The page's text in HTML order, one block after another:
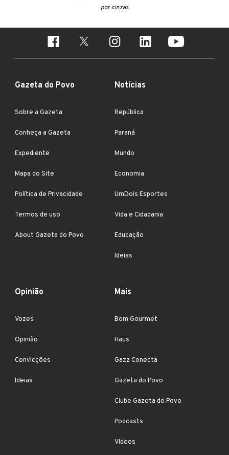
por cinzas
Gazeta do Povo
Sobre a Gazeta
Conheça a Gazeta
Expediente
Mapa do Site
Política de Privacidade
Termos de uso
About Gazeta do Povo
Notícias
República
Paraná
Mundo
Economia
UmDois Esportes
Vida e Cidadania
Educação
Ideias
Opinião
Vozes
Opinião
Convicções
Ideias
Mais
Bom Gourmet
Haus
Gazz Conecta
Gazeta do Povo
Clube Gazeta do Povo
Podcasts
Vídeos